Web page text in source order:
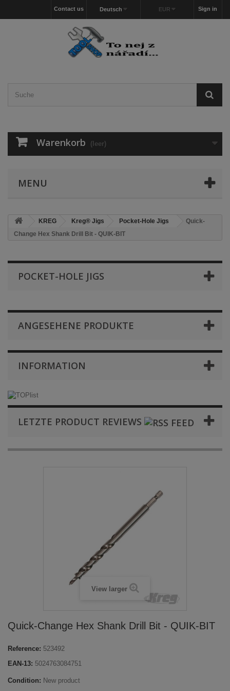
Sign in
EUR
Deutsch
Contact us
Warenkorb (leer)
MENU
KREG Kreg® Jigs Pocket-Hole Jigs
Quick-
Change Hex Shank Drill Bit - QUIK-BIT
POCKET-HOLE JIGS
ANGESEHENE PRODUKTE
INFORMATION
LETZTE PRODUCT REVIEWS
View larger
Quick-Change Hex Shank Drill Bit - QUIK-BIT
Reference: 523492
EAN-13: 5024763084751
Condition: New product